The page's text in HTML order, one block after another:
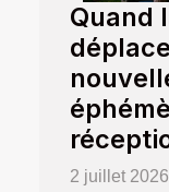
Quand
2 juillet